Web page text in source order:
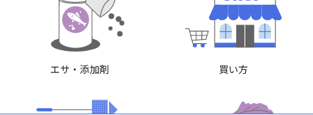
エサ・添加剤 買い方